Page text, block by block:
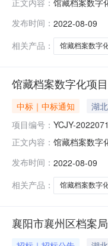
正文内容：
件服务要求：
评审信息
发布时间： 2022-08-09
相关产品：
馆藏档案数字
馆藏档案数字化项
中标｜中标通知
湖
项目编号： YCJY-
正文内容： 馆藏档案数字
明霞档案科技
发布时间： 2022-08-09
相关产品：
馆藏档案数字
襄阳市襄州区档案